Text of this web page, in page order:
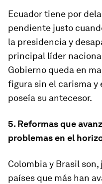
Ecuador tiene por
pendiente justo
la presidencia y
principal líder
Gobierno queda en
figura sin el carisma y
poseía su antecesor.
5. Reformas que
problemas en el
Colombia y Brasil
países que más han